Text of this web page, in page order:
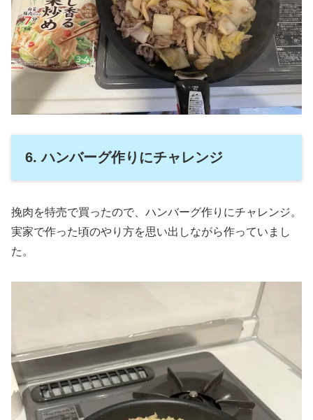
6. ハンバーグ作りにチャレンジ
挽肉を特売で買ったので、ハンバーグ作りにチャレンジ。
実家で作った頃のやり方を思い出しながら作っていまし
た。